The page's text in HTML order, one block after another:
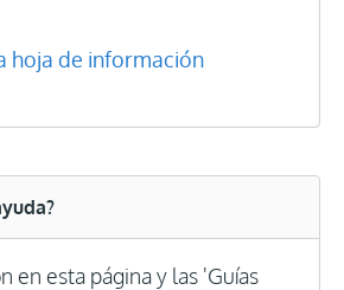
hoja de información
en esta página y las 'Guías